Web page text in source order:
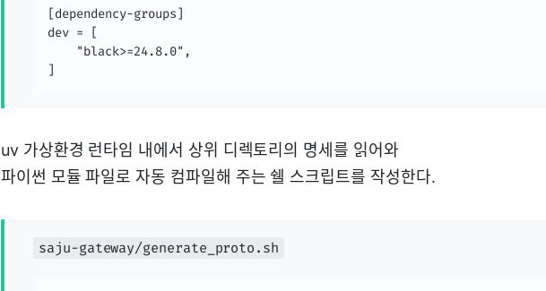
[dependency-groups]
dev = [
    "black>=24.8.0",
]
uv 가상환경 런타임 내에서 상위 디렉토리의 명세를 읽어와
파이썬 모듈 파일로 자동 컴파일해 주는 쉘 스크립트를 작성한다.
saju-gateway/generate_proto.sh